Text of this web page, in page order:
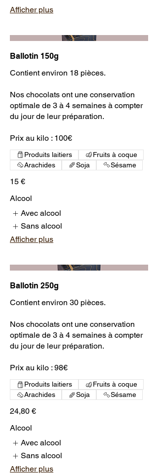
Afficher plus
Ballotin 150g
Contient environ 18 pièces.
Nos chocolats ont une conservation
optimale de 3 à 4 semaines à compter
du jour de leur préparation.
Prix au kilo : 100€
15 €
Produits laitiers
Fruits à coque
Arachides
Soja Sésame
Alcool
Avec alcool
Sans alcool
Afficher plus
Ballotin 250g
Contient environ 30 pièces.
Nos chocolats ont une conservation
optimale de 3 à 4 semaines à compter
du jour de leur préparation.
Prix au kilo : 98€
24,80 €
Produits laitiers
Fruits à coque
Arachides
Soja Sésame
Alcool
Avec alcool
Sans alcool
Afficher plus